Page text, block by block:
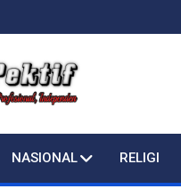
NASIONAL RELIGI